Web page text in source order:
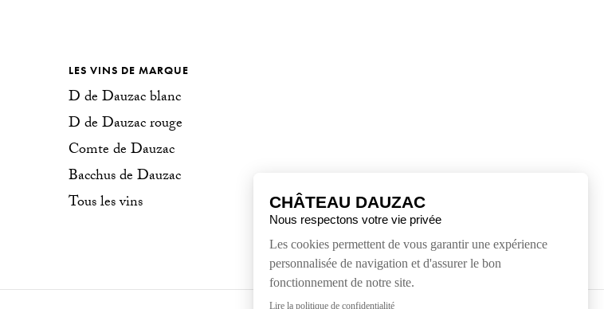
LES VINS DE MARQUE
D de Dauzac blanc
D de Dauzac rouge
Comte de Dauzac
Bacchus de Dauzac
Tous les vins